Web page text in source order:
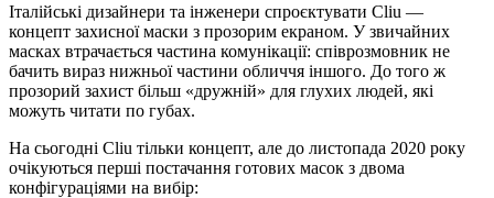
Італійські дизайнери та інженери спроєктувати Cliu —
концепт захисної маски з прозорим екраном. У звичайних
масках втрачається частина комунікації: співрозмовник не
бачить вираз нижньої частини обличчя іншого. До того ж
прозорий захист більш «дружній» для глухих людей, які
можуть читати по губах.
На сьогодні Cliu тільки концепт, але до листопада 2020 року
очікуються перші постачання готових масок з двома
конфігураціями на вибір: